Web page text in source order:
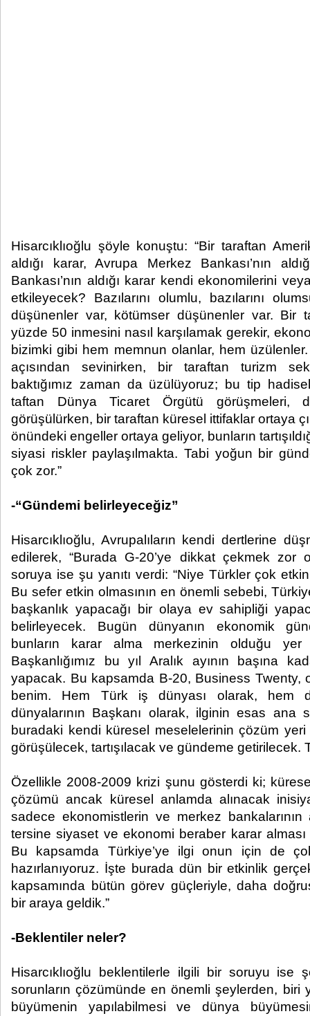
Hisarcıklıoğlu şöyle konuştu: “Bir taraftan
aldığı karar, Avrupa Merkez Bankası’nın
Bankası’nın aldığı karar kendi ekonomilerini
etkileyecek? Bazılarını olumlu, bazılarını
düşünenler var, kötümser düşünenler var. Bir
yüzde 50 inmesini nasıl karşılamak gerekir,
bizimki gibi hem memnun olanlar, hem
açısından sevinirken, bir taraftan turizm
baktığımız zaman da üzülüyoruz; bu tip
taftan Dünya Ticaret Örgütü görüşmeleri,
görüşülürken, bir taraftan küresel ittifaklar ortaya
önündeki engeller ortaya geliyor, bunların
siyasi riskler paylaşılmakta. Tabi yoğun bir
çok zor.”
-“Gündemi belirleyeceğiz”
Hisarcıklıoğlu, Avrupalıların kendi dertlerine
edilerek, “Burada G-20’ye dikkat çekmek zor
soruya ise şu yanıtı verdi: “Niye Türkler çok
Bu sefer etkin olmasının en önemli sebebi,
başkanlık yapacağı bir olaya ev sahipliği
belirleyecek. Bugün dünyanın ekonomik
bunların karar alma merkezinin olduğu
Başkanlığımız bu yıl Aralık ayının başına
yapacak. Bu kapsamda B-20, Business Twenty,
benim. Hem Türk iş dünyası olarak, hem
dünyalarının Başkanı olarak, ilginin esas ana
buradaki kendi küresel meselelerinin çözüm yeri
görüşülecek, tartışılacak ve gündeme getirilecek.
Özellikle 2008-2009 krizi şunu gösterdi ki;
çözümü ancak küresel anlamda alınacak
sadece ekonomistlerin ve merkez
tersine siyaset ve ekonomi beraber karar
Bu kapsamda Türkiye’ye ilgi onun için de
hazırlanıyoruz. İşte burada dün bir etkinlik
kapsamında bütün görev güçleriyle, daha
bir araya geldik.”
-Beklentiler neler?
Hisarcıklıoğlu beklentilerle ilgili bir soruyu ise
sorunların çözümünde en önemli şeylerden, biri
büyümenin yapılabilmesi ve dünya